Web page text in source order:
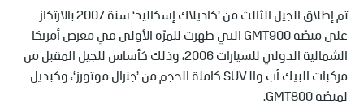
تم إطلاق الجيل الثالث من ’كاديلاك إسكاليد‘ سنة 2007 بالارتكاز
على منصّة GMT900 التي ظهرت للمرّة الأولى في معرض أمريكا
الشمالية الدولي للسيارات 2006، وذلك كأساس للجيل المقبل من
مركبات البيك أب والـSUV كاملة الحجم من ’جنرال موتورز‘، وكبديل
لمنصّة GMT800.